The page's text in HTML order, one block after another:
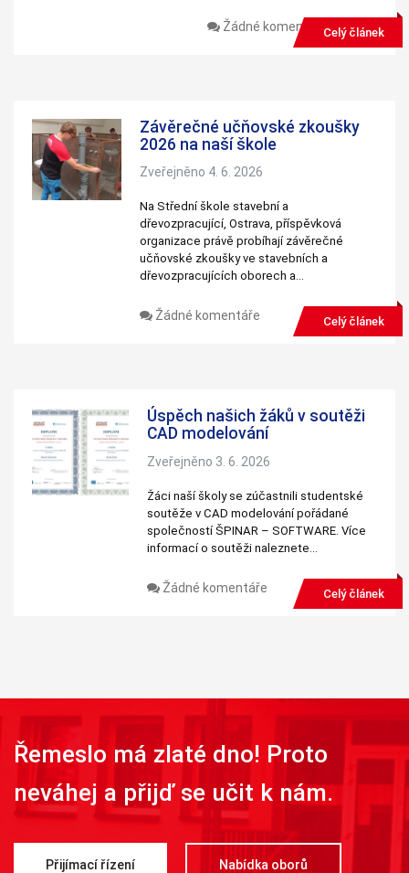
Žádné komentářeCelý článek
Závěrečné učňovské zkoušky
2026 na naší škole
Zveřejněno 4. 6. 2026
Na Střední škole stavební a
dřevozpracující, Ostrava, příspěvková
organizace právě probíhají závěrečné
učňovské zkoušky ve stavebních a
dřevozpracujících oborech a…
Žádné komentáře Celý článek
Úspěch našich žáků v soutěži
CAD modelování
Zveřejněno 3. 6. 2026
Žáci naší školy se zúčastnili studentské
soutěže v CAD modelování pořádané
společností ŠPINAR – SOFTWARE. Více
informací o soutěži naleznete…
Žádné komentáře Celý článek
Řemeslo má zlaté dno! Proto
neváhej a přijď se učit k nám.
Přijímací řízení Nabídka oborů
Uživatelská
zkušenost
vaší návštěvě
co nejlépe.
Pokud tyto
odmítnete,
funkce z
webu zmizí.
Marketing
zájmů a chování
při návštěvě
našich stránek